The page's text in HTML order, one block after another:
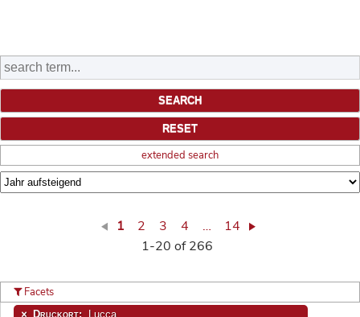
extended search
1 2 3 4 …
14
1-20 of 266
Facets
Druckort: Lucca